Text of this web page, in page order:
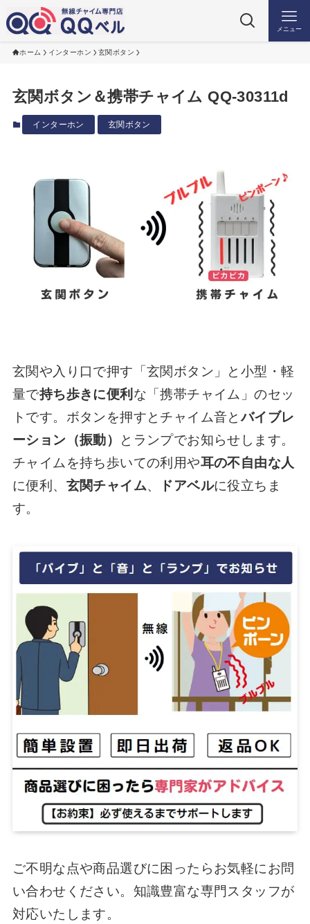
メニュー
ホーム インターホン 玄関ボタン
玄関ボタン＆携帯チャイム QQ-30311d
インターホン 玄関ボタン
玄関や入り口で押す「玄関ボタン」と小型・軽
量で持ち歩きに便利 な「携帯チャイム」のセッ
トです。ボタンを押すとチャイム音とバイブレ
ーション（振動）
とランプでお知らせします。
チャイムを持ち歩いての利用や耳の不自由な人
に便利、 玄関チャイム、 ドアベルに役立ちま
す。
ご不明な点や商品選びに困ったらお気軽にお問
い合わせください。知識豊富な専門スタッフが
対応いたします。